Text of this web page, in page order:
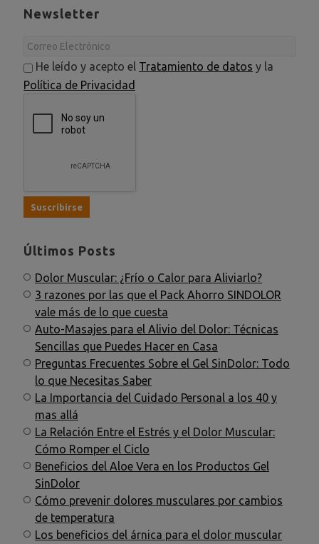
Newsletter
He leído y acepto el Tratamiento de datos y la
Política de Privacidad
Últimos Posts
Dolor Muscular: ¿Frío o Calor para Aliviarlo?
3 razones por las que el Pack Ahorro SINDOLOR
vale más de lo que cuesta
Auto-Masajes para el Alivio del Dolor: Técnicas
Sencillas que Puedes Hacer en Casa
Preguntas Frecuentes Sobre el Gel SinDolor: Todo
lo que Necesitas Saber
La Importancia del Cuidado Personal a los 40 y
mas allá
La Relación Entre el Estrés y el Dolor Muscular:
Cómo Romper el Ciclo
Beneficios del Aloe Vera en los Productos Gel
SinDolor
Cómo prevenir dolores musculares por cambios
de temperatura
Los beneficios del árnica para el dolor muscular